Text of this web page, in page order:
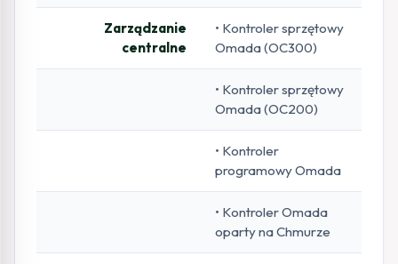
Zarządzanie
centralne
• Kontroler sprzętowy
Omada (OC300)
• Kontroler sprzętowy
Omada (OC200)
• Kontroler
programowy Omada
• Kontroler Omada
oparty na Chmurze